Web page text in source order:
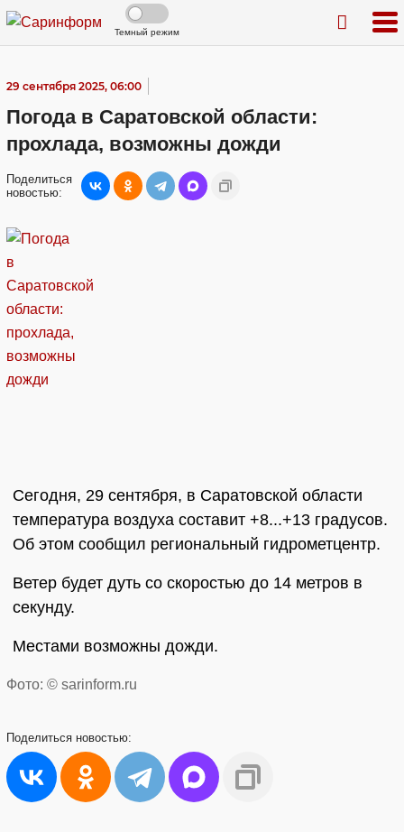
Темный режим
29 сентября 2025, 06:00
Погода в Саратовской области:
прохлада, возможны дожди
Поделиться
новостью:
Сегодня, 29 сентября, в Саратовской области
температура воздуха составит +8...+13 градусов.
Об этом сообщил региональный гидрометцентр.
Ветер будет дуть со скоростью до 14 метров в
секунду.
Местами возможны дожди.
Фото: © sarinform.ru
Поделиться новостью: